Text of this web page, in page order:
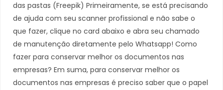
das pastas (Freepik) Primeiramente, se está precisando
de ajuda com seu scanner profissional e não sabe o
que fazer, clique no card abaixo e abra seu chamado
de manutenção diretamente pelo Whatsapp! Como
fazer para conservar melhor os documentos nas
empresas? Em suma, para conservar melhor os
documentos nas empresas é preciso saber que o papel